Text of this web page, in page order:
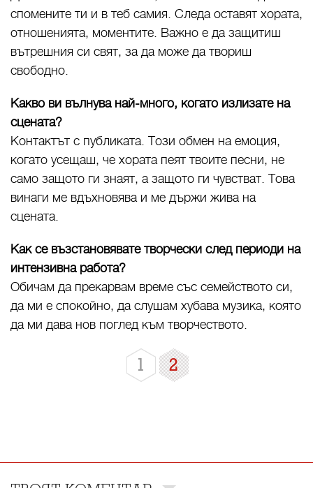
спомените ти и в теб самия. Следа оставят хората,
отношенията, моментите. Важно е да защитиш
вътрешния си свят, за да може да твориш
свободно.
Какво ви вълнува най-много, когато излизате на
сцената?
Контактът с публиката. Този обмен на емоция,
когато усещаш, че хората пеят твоите песни, не
само защото ги знаят, а защото ги чувстват. Това
винаги ме вдъхновява и ме държи жива на
сцената.
Как се възстановявате творчески след периоди на
интензивна работа?
Обичам да прекарвам време със семейството си,
да ми е спокойно, да слушам хубава музика, която
да ми дава нов поглед към творчеството.
1 2